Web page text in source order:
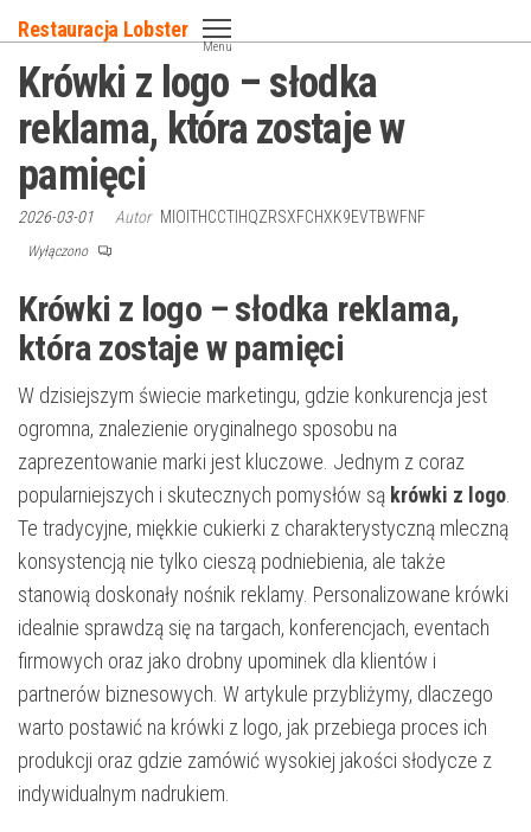
do
treści
Restauracja Lobster
Menu
Krówki z logo – słodka
reklama, która zostaje w
pamięci
2026-03-01 Autor MIOITHCCTIHQZRSXFCHXK9EVTBWFNF
Wyłączono
Krówki z logo – słodka reklama,
która zostaje w pamięci
W dzisiejszym świecie marketingu, gdzie konkurencja jest
ogromna, znalezienie oryginalnego sposobu na
zaprezentowanie marki jest kluczowe. Jednym z coraz
popularniejszych i skutecznych pomysłów są krówki z logo
Te tradycyjne, miękkie cukierki z charakterystyczną mleczną
konsystencją nie tylko cieszą podniebienia, ale także
stanowią doskonały nośnik reklamy. Personalizowane krówki
idealnie sprawdzą się na targach, konferencjach, eventach
firmowych oraz jako drobny upominek dla klientów i
partnerów biznesowych. W artykule przybliżymy, dlaczego
warto postawić na krówki z logo, jak przebiega proces ich
produkcji oraz gdzie zamówić wysokiej jakości słodycze z
indywidualnym nadrukiem.